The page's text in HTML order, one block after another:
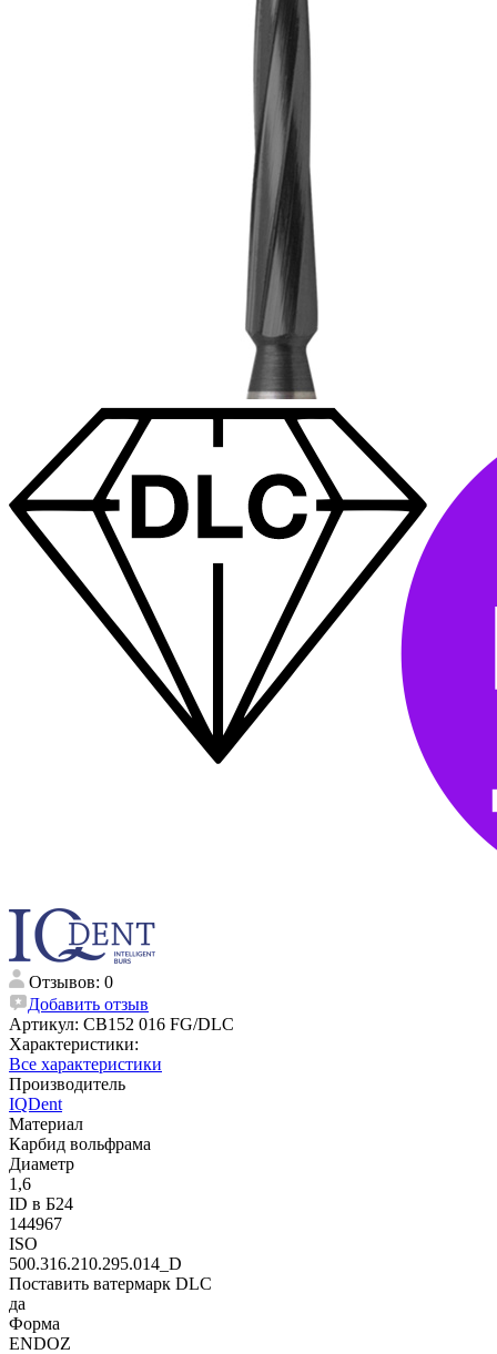
Отзывов: 0
Добавить отзыв
Артикул: CB152 016 FG/DLC
Характеристики:
Все характеристики
Производитель
IQDent
Материал
Карбид вольфрама
Диаметр
1,6
ID в Б24
144967
ISO
500.316.210.295.014_D
Поставить ватермарк DLC
да
Форма
ENDOZ